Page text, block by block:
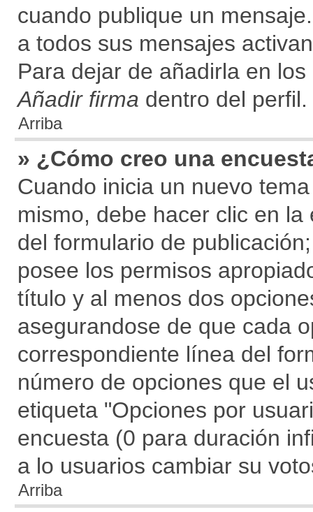
cuando publique un
a todos sus mensajes
Para dejar de añadirla en
Añadir firma dentro del perfil.
Arriba
» ¿Cómo creo una
Cuando inicia un nuevo
mismo, debe hacer clic en
del formulario de
posee los permisos
título y al menos dos
asegurandose de que cada
correspondiente línea del
número de opciones que el
etiqueta "Opciones por
encuesta (0 para duración
a lo usuarios cambiar su
Arriba